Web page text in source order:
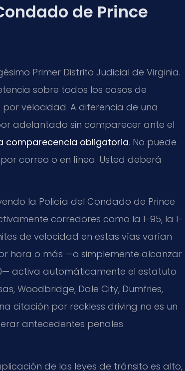
de Prince
Primer Distrito Judicial de Virginia.
sobre todos los casos de
velocidad. A diferencia de una
adelantado sin comparecer ante el
comparecencia obligatoria. No puede
correo o en línea. Usted deberá
la Policía del Condado de Prince
corredores como la I-95, la I-
de velocidad en estas vías varían
hora o más —o simplemente alcanzar
activa automáticamente el estatuto
Woodbridge, Dale City, Dumfries,
citación por reckless driving no es un
antecedentes penales
de las leyes de tránsito es alto,